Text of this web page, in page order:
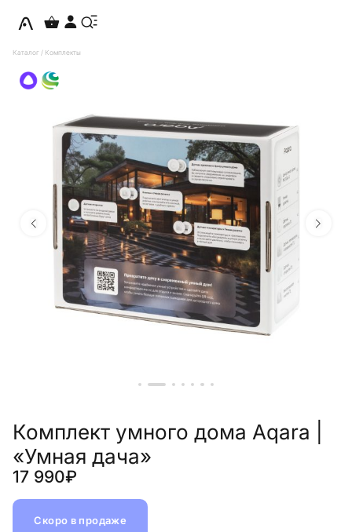
Каталог / Комплекты
Комплект умного дома Aqara |
«Умная дача»
17 990₽
Скоро в продаже